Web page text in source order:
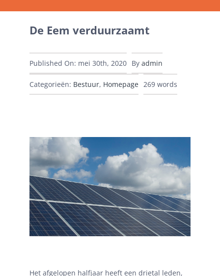
De Eem verduurzaamt
Published On: mei 30th, 2020 By admin
Categorieën: Bestuur, Homepage 269 words
Het afgelopen halfjaar heeft een drietal leden,